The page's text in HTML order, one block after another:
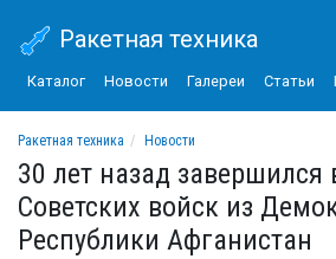
Ракетная техника
Каталог Новости Галереи Статьи
Ракетная техника
Новости
30 лет назад завершился вывод Советских
30 лет назад завершился
Советских войск из
Республики Афганистан